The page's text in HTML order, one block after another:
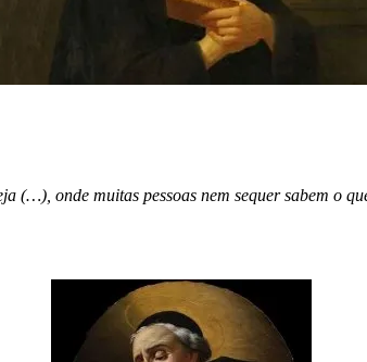
(…), onde muitas pessoas nem sequer sabem o